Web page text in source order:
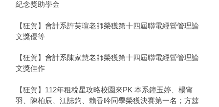
紀念獎助學金
【狂賀】會計系許芙瑄老師榮獲第十四屆聯電經營管理論
文獎優等
【狂賀】會計系陳家慧老師榮獲第十四屆聯電經營管理論
文獎佳作
【狂賀】112年租稅星攻略校園來PK 本系鐘玉婷、楊甯
羽、陳柏辰、江誌鈞、賴香吟同學榮獲決賽第一名；方莛